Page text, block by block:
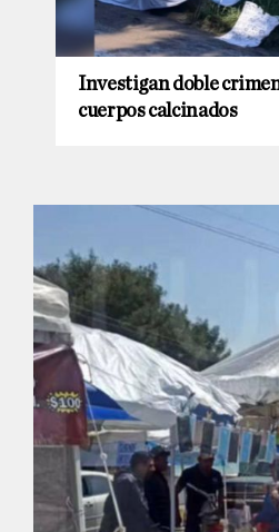
Investigan doble
cuerpos calcinados